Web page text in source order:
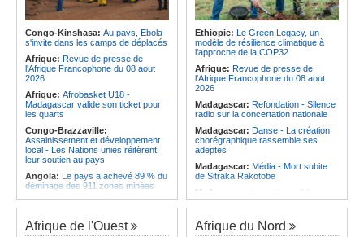
Afrique:Voyage - Ce pays africain
supprimera bientôt le visa pour les
Tunisiens
Afrique:Afrobasket U18 -
Madagascar valide son ticket pour
les quarts
Afrique:
Transfert - Le coach Rôrô
angolaise décore des militaires pour
les services rendus à la Patrie
Angola:Le président de
l'Assemblée nationale en mission
d'évaluation de l'activité
parlementaire de Lunda-Sul
Congo-Kinshasa: Au pays, Ebola
s'invite dans les camps de déplacés
Afrique: Revue de presse de
l'Afrique Francophone du 08 aout
2026
Afrique: Afrobasket U18 -
Madagascar valide son ticket pour
les quarts
Congo-Brazzaville:
Assainissement et développement
local - Les Nations unies réitèrent
leur soutien au pays
Angola: Le pays a achevé 89 % du
déminage des 911 zones minées
Angola:Des élèves angolais
remportent plus de 50 médailles aux
Olympiades de mathématiques en
Angleterre
Ethiopie: Le Green Legacy, un
modèle de résilience climatique à
l'approche de la COP32
Afrique: Revue de presse de
l'Afrique Francophone du 08 aout
2026
Madagascar: Refondation - Silence
radio sur la concertation nationale
Madagascar: Danse - La création
chorégraphique rassemble ses
adeptes
Madagascar: Média - Mort subite
de Sitraka Rakotobe
Madagascar: Les reins solides
Madagascar:Vol à la tire - Un
en prison
Afrique de l'Ouest Afrique du Nord